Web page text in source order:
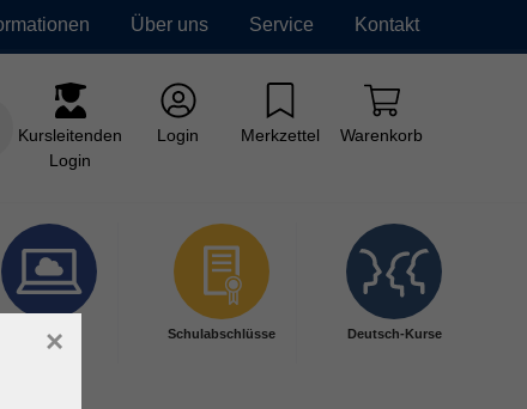
Über uns Service Kontakt
Kursleitenden
Login
Login Merkzettel Warenkorb
Digitales
Lernen
Schulabschlüsse Deutsch-Kurse
×